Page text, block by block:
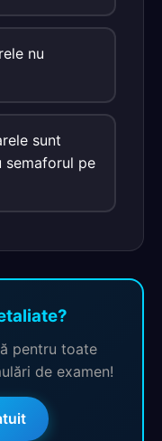
nu
sunt
semaforul pe
pentru toate
de examen!